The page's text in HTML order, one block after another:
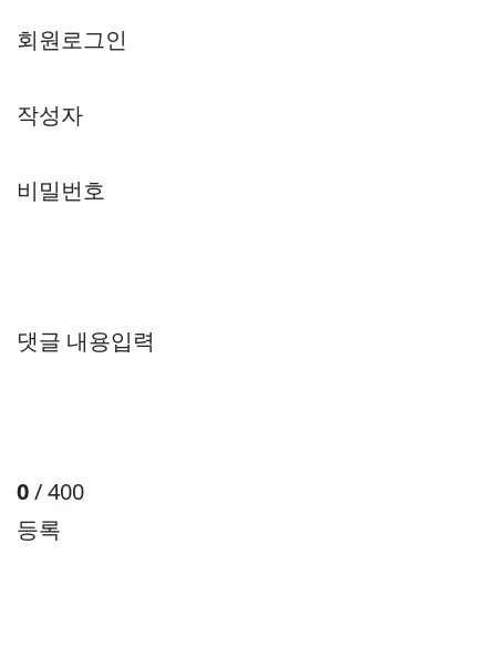
회원로그인
작성자
비밀번호
댓글 내용입력
0/ 400
등록